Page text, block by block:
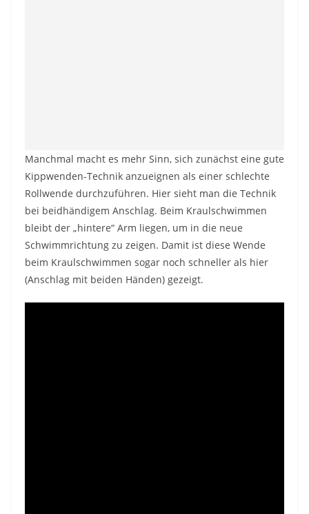
Manchmal macht es mehr Sinn, sich zunächst eine gute
Kippwenden-Technik anzueignen als einer schlechte
Rollwende durchzuführen. Hier sieht man die Technik
bei beidhändigem Anschlag. Beim Kraulschwimmen
bleibt der „hintere“ Arm liegen, um in die neue
Schwimmrichtung zu zeigen. Damit ist diese Wende
beim Kraulschwimmen sogar noch schneller als hier
(Anschlag mit beiden Händen) gezeigt.